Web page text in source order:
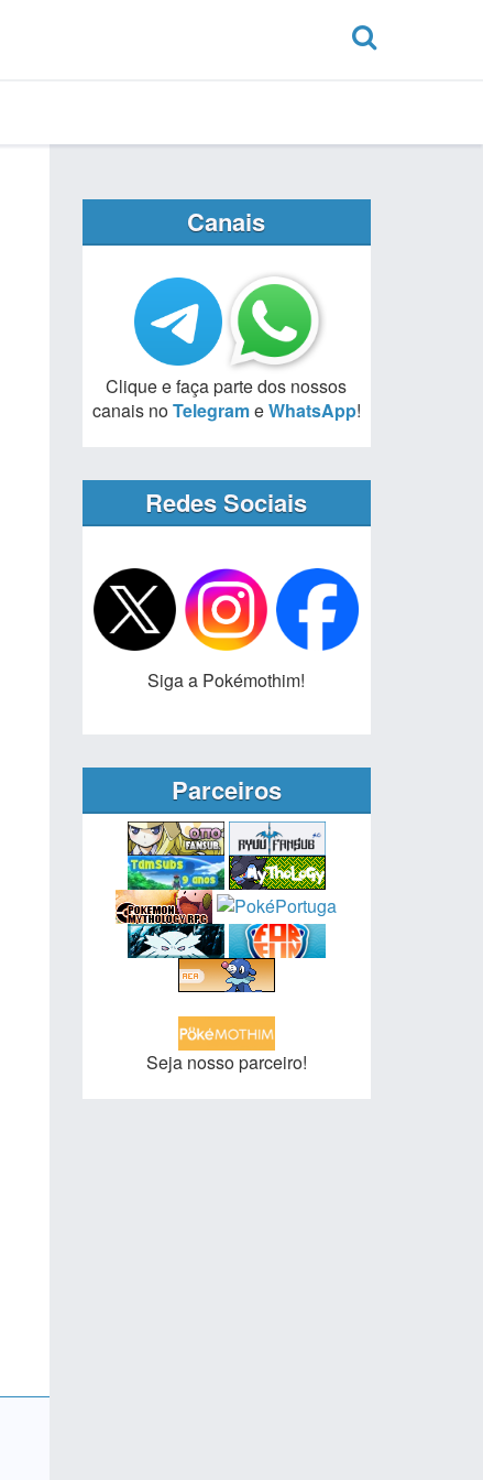
Canais
Clique e faça parte dos nossos
canais noTelegrameWhatsApp!
Redes Sociais
Siga a Pokémothim!
Parceiros
Seja nosso parceiro!